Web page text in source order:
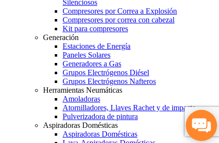
Silenciosos
Compresores por Correa a Explosión
Compresores por correa con cabezal
Kit para compresores
Generación
Estaciones de Energía
Paneles Solares
Generadores a Gas
Grupos Electrógenos Diésel
Grupos Electrógenos Nafteros
Herramientas Neumáticas
Amoladoras
Atornilladores, Llaves Rachet y de impacto
Pulverizadora de pintura
Aspiradoras Domésticas
Aspiradoras Domésticas